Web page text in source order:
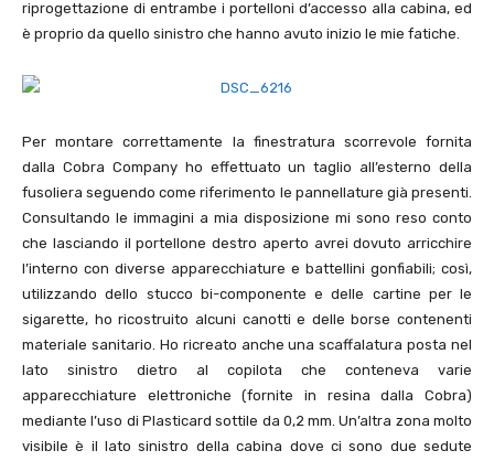
riprogettazione di entrambe i portelloni d’accesso alla cabina, ed
è proprio da quello sinistro che hanno avuto inizio le mie fatiche.
Per montare correttamente la finestratura scorrevole fornita
dalla Cobra Company ho effettuato un taglio all’esterno della
fusoliera seguendo come riferimento le pannellature già presenti.
Consultando le immagini a mia disposizione mi sono reso conto
che lasciando il portellone destro aperto avrei dovuto arricchire
l’interno con diverse apparecchiature e battellini gonfiabili; così,
utilizzando dello stucco bi-componente e delle cartine per le
sigarette, ho ricostruito alcuni canotti e delle borse contenenti
materiale sanitario. Ho ricreato anche una scaffalatura posta nel
lato sinistro dietro al copilota che conteneva varie
apparecchiature elettroniche (fornite in resina dalla Cobra)
mediante l’uso di Plasticard sottile da 0,2 mm. Un’altra zona molto
visibile è il lato sinistro della cabina dove ci sono due sedute